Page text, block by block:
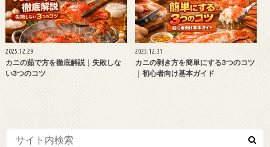
2025.12.29
カニの茹で方を徹底解説｜失敗しな
い3つのコツ
2025.12.31
カニの剥き方を簡単にする3つのコツ
｜初心者向け基本ガイド